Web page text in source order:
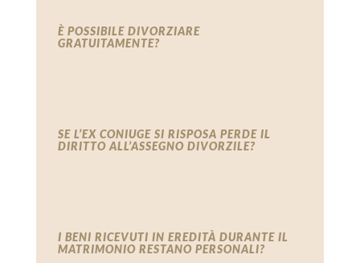
È POSSIBILE DIVORZIARE
GRATUITAMENTE?
SE L’EX CONIUGE SI RISPOSA PERDE IL
DIRITTO ALL’ASSEGNO DIVORZILE?
I BENI RICEVUTI IN EREDITÀ DURANTE IL
MATRIMONIO RESTANO PERSONALI?